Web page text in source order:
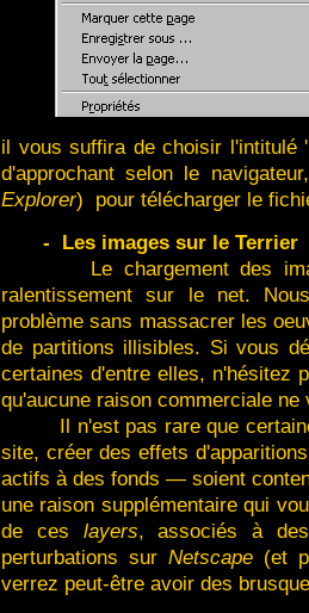
il vous suffira de choisir l'intitulé '
d'approchant selon le
Explorer) pour télécharger le
- Les images sur le Terrier
Le chargement des
ralentissement sur le net.
problème sans massacrer les
de partitions illisibles. Si vous
certaines d'entre elles, n'hésitez
qu'aucune raison commerciale ne
Il n'est pas rare que
site, créer des effets
actifs à des fonds — soient
une raison supplémentaire qui
de ces layers, associés à
perturbations surNetscape (et
verrez peut-être avoir des